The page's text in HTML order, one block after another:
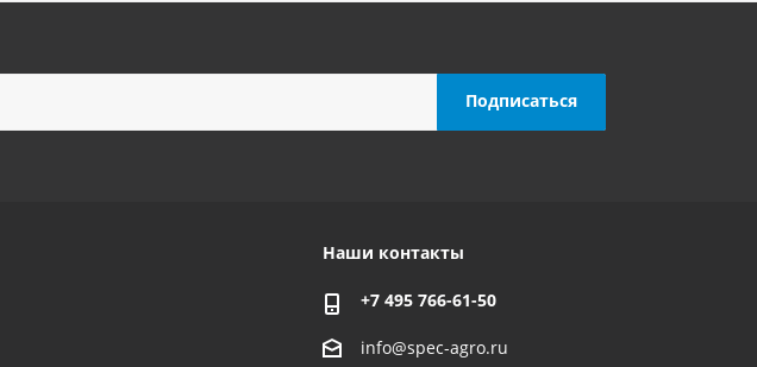
Наши контакты
+7 495 766-61-50
info@spec-agro.ru